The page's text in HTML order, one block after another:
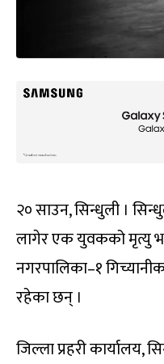
२० साउन, सिन्धुली ।
लागेर एक युवकको मृत्यु
नगरपालिका–१
रहेका छन् ।
जिल्ला प्रहरी कार्यालय,